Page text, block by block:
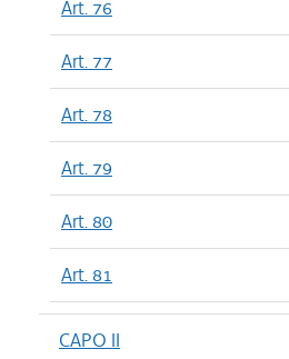
Art. 76
Art. 77
Art. 78
Art. 79
Art. 80
Art. 81
CAPO II